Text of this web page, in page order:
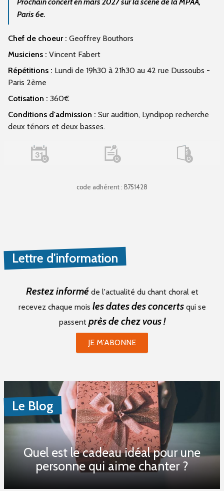
Prochain concert en mars 2027 sur la scène de la MPAA,
Paris 6e.
Chef de choeur : Geoffrey Bouthors
Musiciens : Vincent Fabert
Répétitions : Lundi de 19h30 à 21h30 au 42 rue Dussoubs -
Paris 2ème
Cotisation : 360€
Conditions d'admission : Sur audition, Lyndipop recherche
deux ténors et deux basses.
0 0 0
code adhérent : B751428
Lettre d'information
Restez informé de l'actualité du chant choral et
recevez chaque mois les dates des concertsqui se
passent près de chez vous !
JE M'ABONNE
Le Blog
Quel est le cadeau idéal pour une
personne qui aime chanter ?